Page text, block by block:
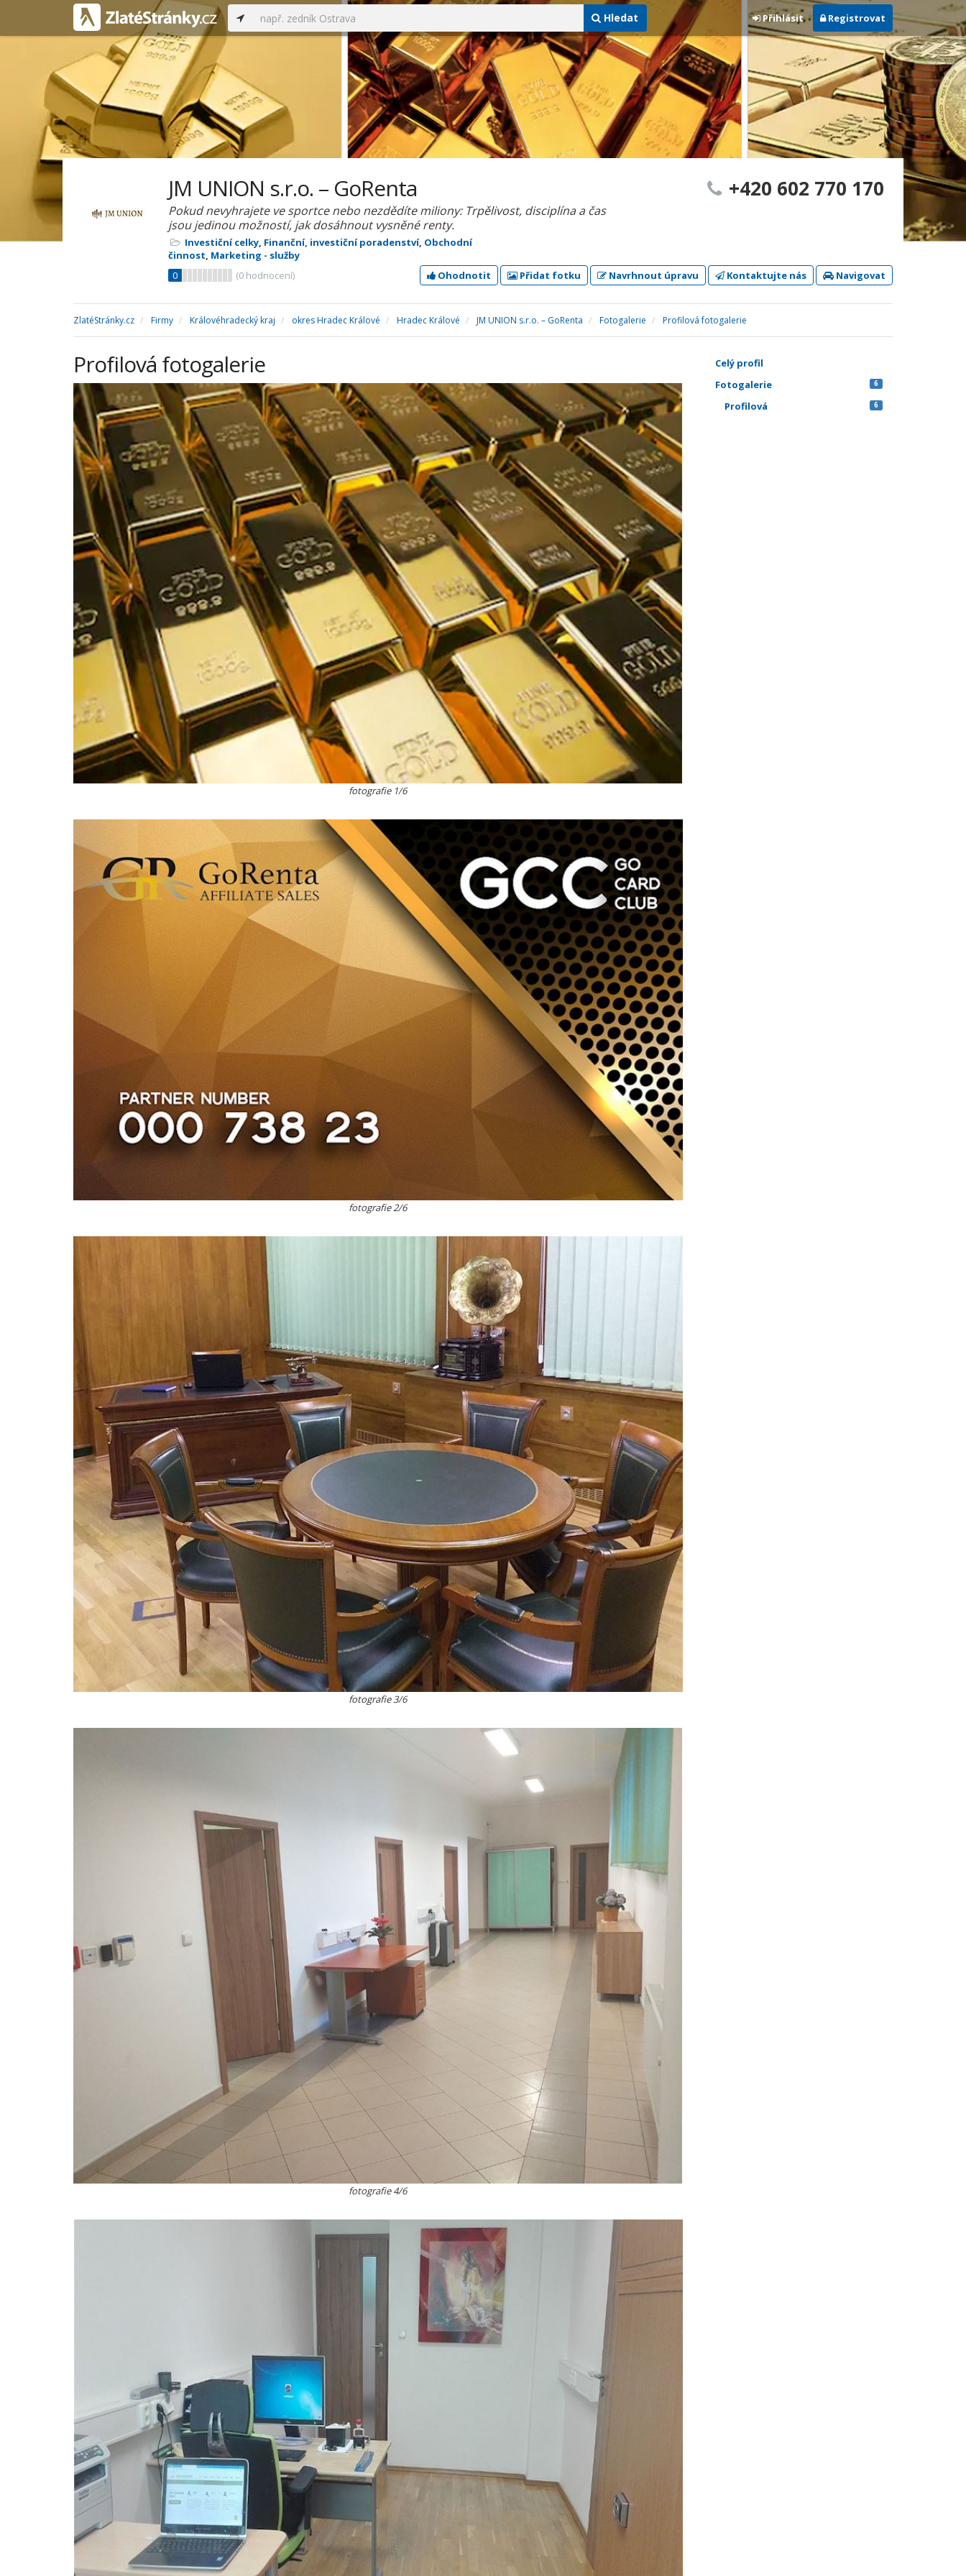
Hledat Přihlásit Registrovat
JM UNION s.r.o. – GoRenta
Pokud nevyhrajete ve sportce nebo nezdědíte miliony: Trpělivost, disciplína a čas
jsou jedinou možností, jak dosáhnout vysněné renty.
Investiční celky, Finanční, investiční poradenství, Obchodní
činnost, Marketing - služby
0
(0 hodnocení)
+420 602 770 170
Ohodnotit Přidat fotku Navrhnout úpravu Kontaktujte nás Navigovat
ZlatéStránky.cz Firmy Královéhradecký kraj okres Hradec Králové Hradec Králové JM UNION s.r.o. – GoRenta Fotogalerie Profilová fotogalerie
Profilová fotogalerie
fotografie 1/6
fotografie 2/6
fotografie 3/6
fotografie 4/6
Celý profil
Fotogalerie
6
Profilová 6